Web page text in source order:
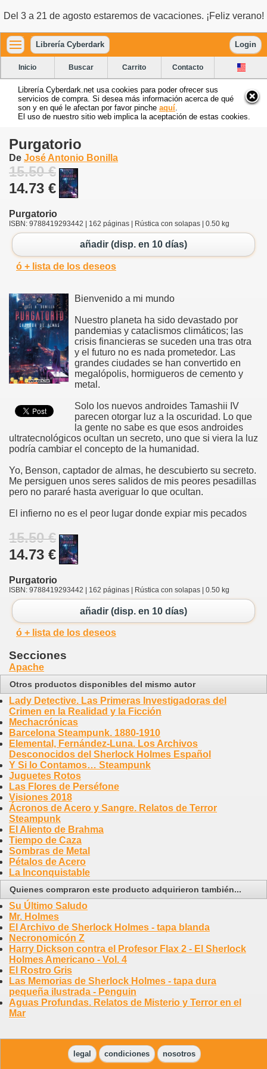
Del 3 a 21 de agosto estaremos de vacaciones. ¡Feliz verano!
Librería Cyberdark Login
Inicio Buscar Carrito Contacto
Librería Cyberdark.net usa cookies para poder ofrecer sus
servicios de compra. Si desea más información acerca de qué
son y en qué le afectan por favor pinche aquí
El uso de nuestro sitio web implica la aceptación de estas cookies.
Purgatorio
De José Antonio Bonilla
15.50 €
14.73 €
Purgatorio
ISBN: 9788419293442 | 162 páginas | Rústica con solapas | 0.50 kg
añadir (disp. en 10 días)
ó + lista de los deseos
Bienvenido a mi mundo
Nuestro planeta ha sido devastado por
pandemias y cataclismos climáticos; las
crisis financieras se suceden una tras otra
y el futuro no es nada prometedor. Las
grandes ciudades se han convertido en
megalópolis, hormigueros de cemento y
metal.
Solo los nuevos androides Tamashii IV
parecen otorgar luz a la oscuridad. Lo que
la gente no sabe es que esos androides
ultratecnológicos ocultan un secreto, uno que si viera la luz
podría cambiar el concepto de la humanidad.
Yo, Benson, captador de almas, he descubierto su secreto.
Me persiguen unos seres salidos de mis peores pesadillas
pero no pararé hasta averiguar lo que ocultan.
El infierno no es el peor lugar donde expiar mis pecados
15.50 €
14.73 €
Purgatorio
ISBN: 9788419293442 | 162 páginas | Rústica con solapas | 0.50 kg
añadir (disp. en 10 días)
ó + lista de los deseos
Secciones
Apache
Otros productos disponibles del mismo autor
Lady Detective. Las Primeras Investigadoras del
Crimen en la Realidad y la Ficción
Mechacrónicas
Barcelona Steampunk. 1880-1910
Elemental, Fernández-Luna. Los Archivos
Desconocidos del Sherlock Holmes Español
Y Si lo Contamos… Steampunk
Juguetes Rotos
Las Flores de Perséfone
Visiones 2018
Ácronos de Acero y Sangre. Relatos de Terror
Steampunk
El Aliento de Brahma
Tiempo de Caza
Sombras de Metal
Pétalos de Acero
La Inconquistable
Quienes compraron este producto adquirieron también...
Su Último Saludo
Mr. Holmes
El Archivo de Sherlock Holmes - tapa blanda
Necronomicón Z
Harry Dickson contra el Profesor Flax 2 - El Sherlock
Holmes Americano - Vol. 4
El Rostro Gris
Las Memorias de Sherlock Holmes - tapa dura
pequeña ilustrada - Penguin
Aguas Profundas. Relatos de Misterio y Terror en el
Mar
legal condiciones nosotros